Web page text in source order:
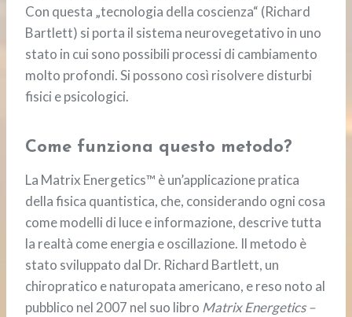
Con questa „tecnologia della coscienza“ (Richard
Bartlett) si porta il sistema neurovegetativo in uno
stato in cui sono possibili processi di cambiamento
molto profondi. Si possono così risolvere disturbi
fisici e psicologici.
Come funziona questo metodo?
La Matrix Energetics™ è un’applicazione pratica
della fisica quantistica, che, considerando ogni cosa
come modelli di luce e informazione, descrive tutta
la realtà come energia e oscillazione. Il metodo è
stato sviluppato dal Dr. Richard Bartlett, un
chiropratico e naturopata americano, e reso noto al
pubblico nel 2007 nel suo libro Matrix Energetics –